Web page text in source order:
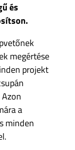
és
megértése
projekt
a
minden